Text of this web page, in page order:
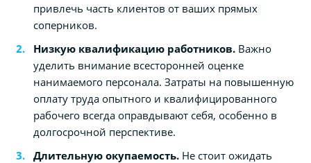
привлечь часть клиентов от ваших прямых
соперников.
Низкую квалификацию работников. Важно
уделить внимание всесторонней оценке
нанимаемого персонала. Затраты на повышенную
оплату труда опытного и квалифицированного
рабочего всегда оправдывают себя, особенно в
долгосрочной перспективе.
Длительную окупаемость. Не стоит ожидать